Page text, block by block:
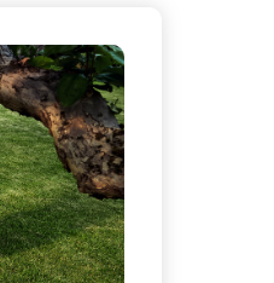
le bandeau